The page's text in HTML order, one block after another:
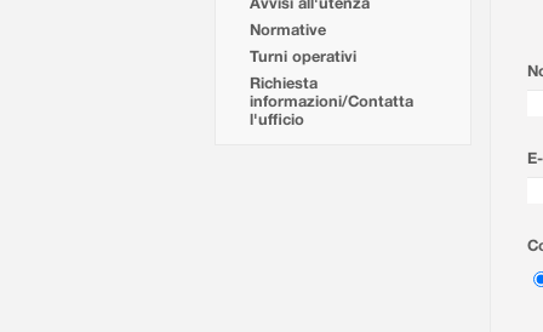
Normative
Turni operativi
Richiesta
informazioni/Contatta
l'ufficio